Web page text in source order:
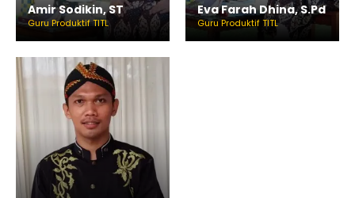
Amir Sodikin, ST
Guru Produktif TITL
Eva Farah Dhina, S.Pd
Guru Produktif TITL